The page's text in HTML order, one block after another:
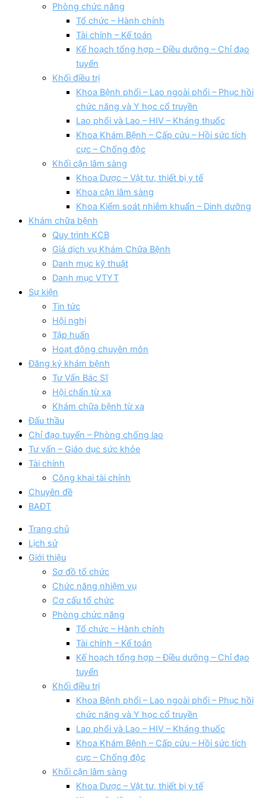
Phòng chức năng
Tổ chức – Hành chính
Tài chính – Kế toán
Kế hoạch tổng hợp – Điều dưỡng – Chỉ đạo
tuyển
Khối điều trị
Khoa Bệnh phổi – Lao ngoài phổi – Phục hồi
chức năng và Y học cổ truyền
Lao phổi và Lao – HIV – Kháng thuốc
Khoa Khám Bệnh – Cấp cứu – Hồi sức tích
cực – Chống độc
Khối cận lâm sàng
Khoa Dược – Vật tư, thiết bị y tế
Khoa cận lâm sàng
Khoa Kiểm soát nhiễm khuẩn – Dinh dưỡng
Khám chữa bệnh
Quy trình KCB
Giá dịch vụ Khám Chữa Bệnh
Danh mục kỹ thuật
Danh mục VTYT
Sự kiện
Tin tức
Hội nghị
Tập huấn
Hoạt động chuyên môn
Đăng ký khám bệnh
Tư Vấn Bác Sĩ
Hội chẩn từ xa
Khám chữa bệnh từ xa
Đấu thầu
Chỉ đạo tuyến – Phòng chống lao
Tư vấn – Giáo dục sức khỏe
Tài chính
Công khai tài chính
Chuyên đề
BAĐT
Trang chủ
Lịch sử
Giới thiệu
Sơ đồ tổ chức
Chức năng nhiệm vụ
Cơ cấu tổ chức
Phòng chức năng
Tổ chức – Hành chính
Tài chính – Kế toán
Kế hoạch tổng hợp – Điều dưỡng – Chỉ đạo
tuyển
Khối điều trị
Khoa Bệnh phổi – Lao ngoài phổi – Phục hồi
chức năng và Y học cổ truyền
Lao phổi và Lao – HIV – Kháng thuốc
Khoa Khám Bệnh – Cấp cứu – Hồi sức tích
cực – Chống độc
Khối cận lâm sàng
Khoa Dược – Vật tư, thiết bị y tế